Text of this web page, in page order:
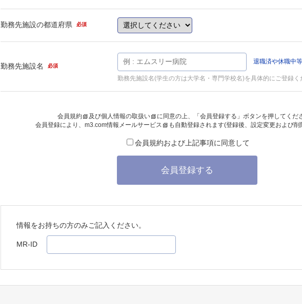
勤務先施設の都道府県 必須
勤務先施設名 必須
退職済や休職中
勤務先施設名(学生の方は大学名・専門学校名)を具体的にご登録く
会員規約 及び個人情報の取扱い
に同意の上、「会員登録する」ボタンを押してくだ
会員登録により、 m3.com情報メールサービス も自動登録されます(登録後、設定変更および
会員規約および上記事項に同意して
会員登録する
情報をお持ちの方のみご記入ください。
MR-ID